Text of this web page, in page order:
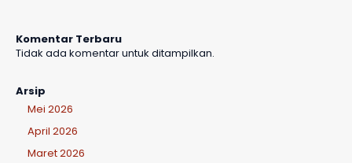
Komentar Terbaru
Tidak ada komentar untuk ditampilkan.
Arsip
Mei 2026
April 2026
Maret 2026